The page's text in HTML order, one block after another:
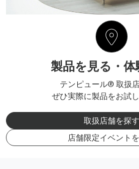
製品を見る・体
テンピュール® 取扱店
ぜひ実際に製品をお試
取扱店舗を探す
店舗限定イベント